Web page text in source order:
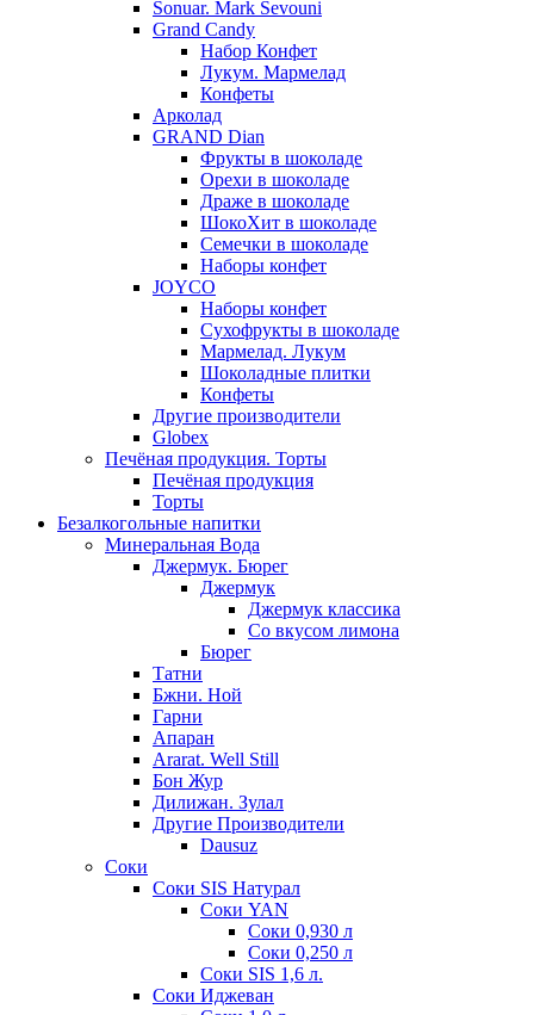
Sonuar. Mark Sevouni
Grand Candy
Набор Конфет
Лукум. Мармелад
Конфеты
Арколад
GRAND Dian
Фрукты в шоколаде
Орехи в шоколаде
Драже в шоколаде
ШокоХит в шоколаде
Семечки в шоколаде
Наборы конфет
JOYCO
Наборы конфет
Сухофрукты в шоколаде
Мармелад. Лукум
Шоколадные плитки
Конфеты
Другие производители
Globex
Печёная продукция. Торты
Печёная продукция
Торты
Безалкогольные напитки
Минеральная Вода
Джермук. Бюрег
Джермук
Джермук классика
Со вкусом лимона
Бюрег
Татни
Бжни. Ной
Гарни
Апаран
Ararat. Well Still
Бон Жур
Дилижан. Зулал
Другие Производители
Dausuz
Соки
Соки SIS Натурал
Соки YAN
Соки 0,930 л
Соки 0,250 л
Соки SIS 1,6 л.
Соки Иджеван